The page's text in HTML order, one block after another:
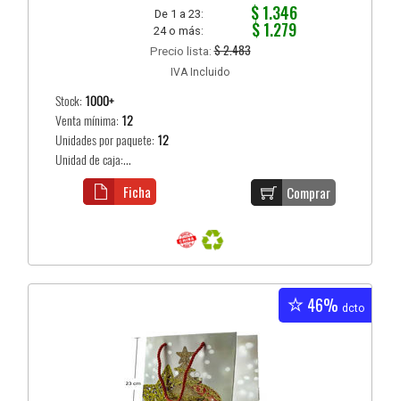
De 1 a 23: $ 1.346
24 o más: $ 1.279
Precio lista:$ 2.483
IVA Incluido
Stock: 1000+
Venta mínima: 12
Unidades por paquete: 12
Unidad de caja:...
Comprar
Ficha
46% dcto